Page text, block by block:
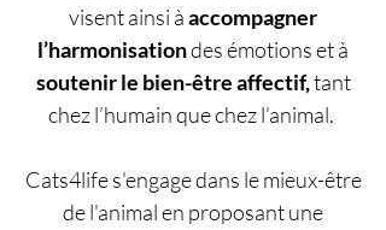
visent ainsi àaccompagner
l’harmonisationdes émotions et à
soutenir le bien-être affectif,tant
chez l’humain que chez l’animal.
Cats4life s'engage dans le mieux-être
de l'animal en proposant une